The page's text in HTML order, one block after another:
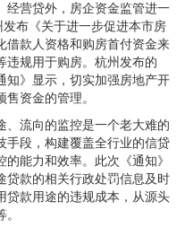
经营贷外，房企资金监管进一
布《关于进一步促进本市房
借款人资格和购房首付资金来
违规用于购房。杭州发布的
知》显示，切实加强房地产开
资金的管理。
、流向的监控是一个老大难的
手段，构建覆盖全行业的信贷
能力和效率。此次《通知》
贷款的相关行政处罚信息及时
贷款用途的违规成本，从源头